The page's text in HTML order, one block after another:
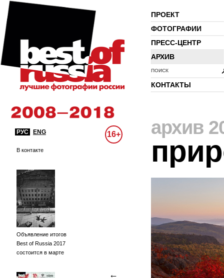
ПРОЕКТ
ФОТОГРАФИИ
ПРЕСС-ЦЕНТР
АРХИВ
ПОИСК
КОНТАКТЫ
РУС ENG 16+
В контакте
Объявление итогов
Best of Russia 2017
состоится в марте
архив
←